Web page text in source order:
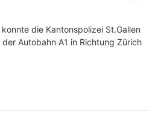
die Kantonspolizei St.Gallen
Autobahn A1 in Richtung Zürich